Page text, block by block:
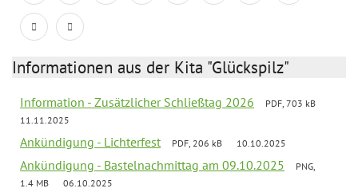
Informationen aus der Kita "Glückspilz"
Information - Zusätzlicher Schließtag 2026
PDF, 703 kB
11.11.2025
Ankündigung - Lichterfest PDF, 206 kB 10.10.2025
Ankündigung - Bastelnachmittag am 09.10.2025
PNG,
1.4 MB
06.10.2025